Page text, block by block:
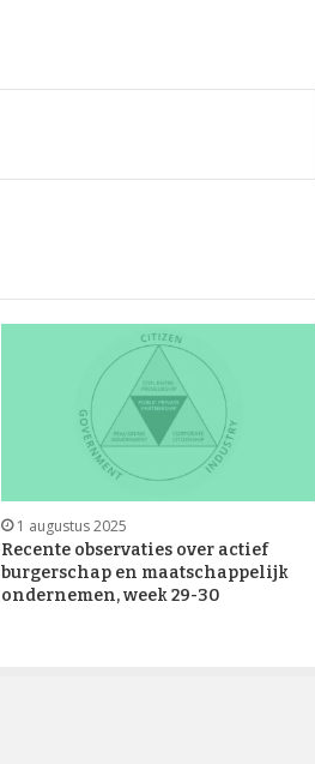
1 augustus 2025
Recente observaties over actief
burgerschap en maatschappelijk
ondernemen, week 29-30